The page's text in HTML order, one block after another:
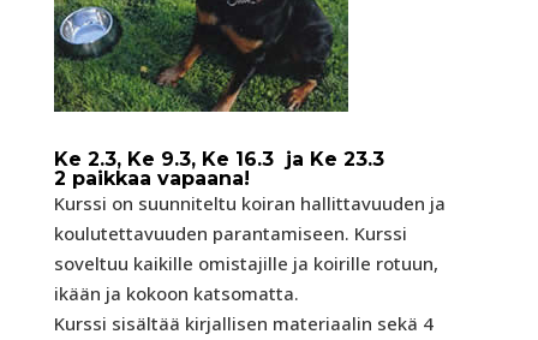
Ke 2.3, Ke 9.3, Ke 16.3 ja Ke 23.3
2 paikkaa vapaana!
Kurssi on suunniteltu koiran hallittavuuden ja
koulutettavuuden parantamiseen. Kurssi
soveltuu kaikille omistajille ja koirille rotuun,
ikään ja kokoon katsomatta.
Kurssi sisältää kirjallisen materiaalin sekä 4